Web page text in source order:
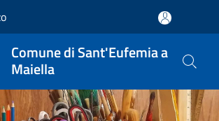
Comune di Sant'Eufemia a
Maiella